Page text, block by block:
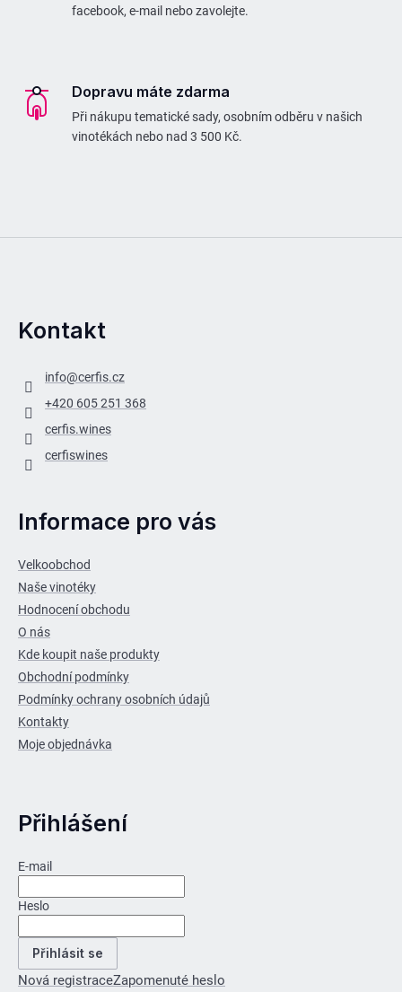
facebook, e-mail nebo zavolejte.
Dopravu máte zdarma
Při nákupu tematické sady, osobním odběru v našich
vinotékách nebo nad 3 500 Kč.
Kontakt
info@cerfis.cz
+420 605 251 368
cerfis.wines
cerfiswines
Informace pro vás
Velkoobchod
Naše vinotéky
Hodnocení obchodu
O nás
Kde koupit naše produkty
Obchodní podmínky
Podmínky ochrany osobních údajů
Kontakty
Moje objednávka
Přihlášení
E-mail
Heslo
Přihlásit se
Nová registraceZapomenuté heslo